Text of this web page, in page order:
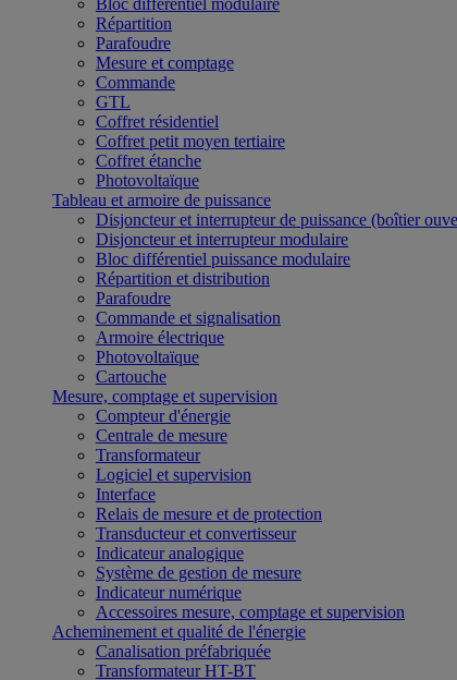
Bloc différentiel modulaire
Répartition
Parafoudre
Mesure et comptage
Commande
GTL
Coffret résidentiel
Coffret petit moyen tertiaire
Coffret étanche
Photovoltaïque
Tableau et armoire de puissance
Disjoncteur et interrupteur de puissance (boîtier
Disjoncteur et interrupteur modulaire
Bloc différentiel puissance modulaire
Répartition et distribution
Parafoudre
Commande et signalisation
Armoire électrique
Photovoltaïque
Cartouche
Mesure, comptage et supervision
Compteur d'énergie
Centrale de mesure
Transformateur
Logiciel et supervision
Interface
Relais de mesure et de protection
Transducteur et convertisseur
Indicateur analogique
Système de gestion de mesure
Indicateur numérique
Accessoires mesure, comptage et supervision
Acheminement et qualité de l'énergie
Canalisation préfabriquée
Transformateur HT-BT